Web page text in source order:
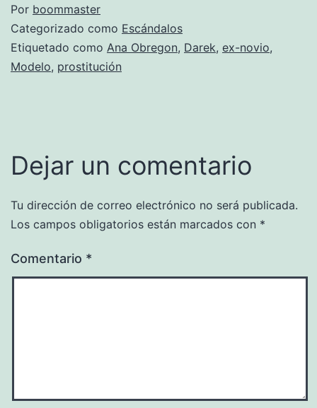
Por boommaster
Categorizado como Escándalos
Etiquetado como Ana Obregon, Darek, ex-novio,
Modelo, prostitución
Dejar un comentario
Tu dirección de correo electrónico no será publicada.
Los campos obligatorios están marcados con *
Comentario *